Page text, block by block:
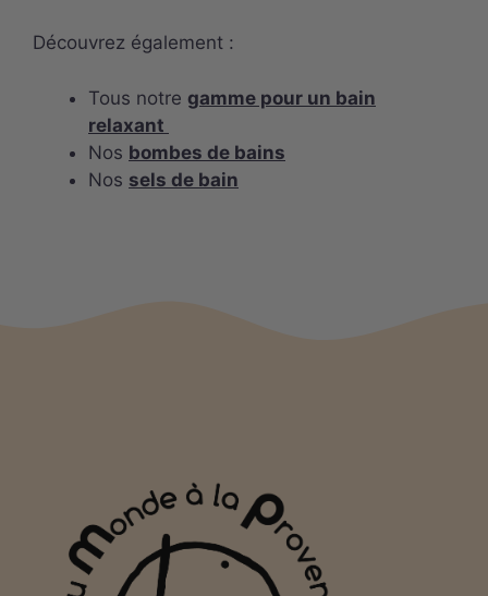
Découvrez également :
Tous notre gamme pour un bain
relaxant
Nos bombes de bains
Nos sels de bain